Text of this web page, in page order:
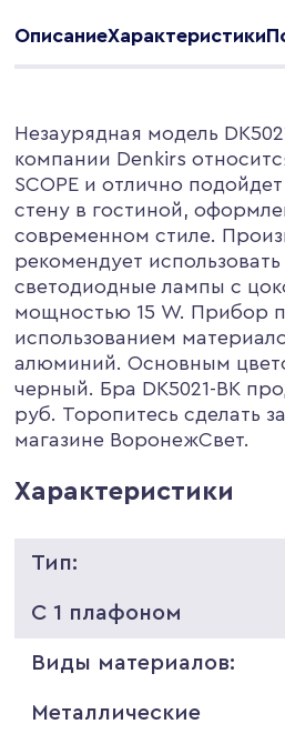
ОписаниеХарактеристики
Незаурядная модель
компании Denkirs
SCOPE и отлично
стену в гостиной,
современном стиле.
рекомендует
светодиодные лампы с
мощностью 15 W. Прибор
использованием
алюминий. Основным
черный. Бра DK5021-BK
руб. Торопитесь сделать
магазине ВоронежСвет.
Характеристики
Тип:
С 1 плафоном
Виды материалов:
Металлические